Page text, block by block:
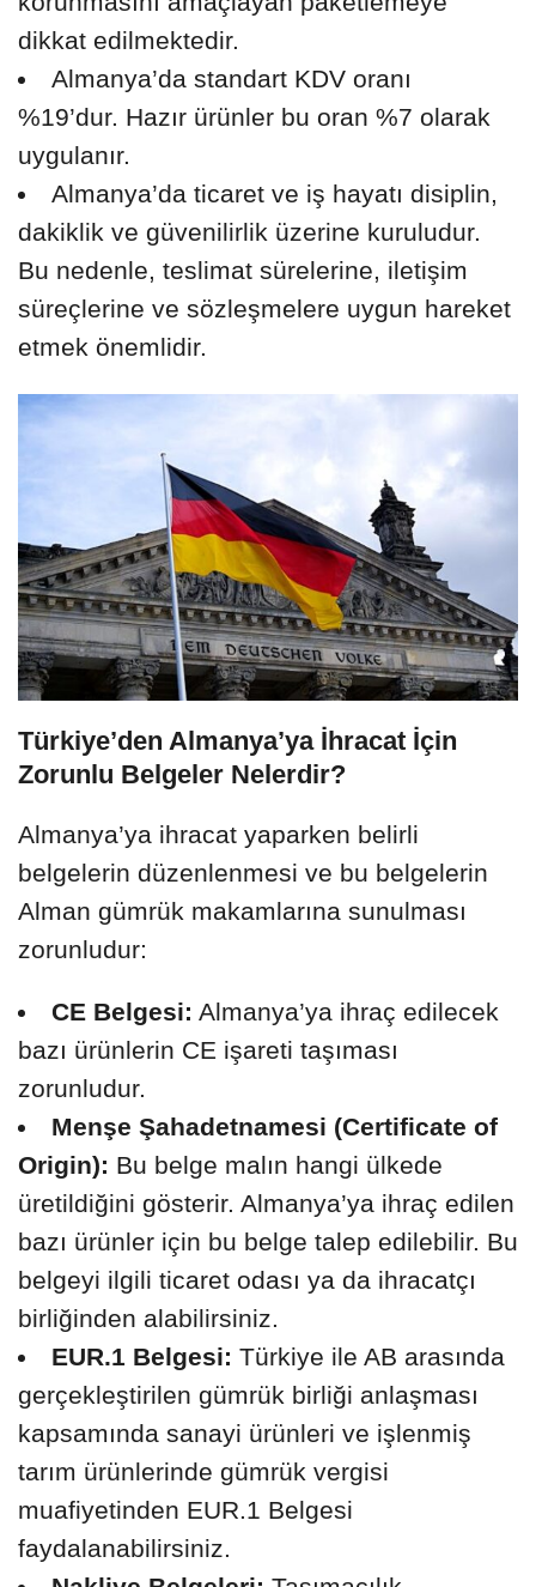
dikkat edilmektedir.
Almanya’da standart KDV oranı
%19’dur. Hazır ürünler bu oran %7 olarak
uygulanır.
Almanya’da ticaret ve iş hayatı disiplin,
dakiklik ve güvenilirlik üzerine kuruludur.
Bu nedenle, teslimat sürelerine, iletişim
süreçlerine ve sözleşmelere uygun hareket
etmek önemlidir.
Türkiye’den Almanya’ya İhracat İçin
Zorunlu Belgeler Nelerdir?
Almanya’ya ihracat yaparken belirli
belgelerin düzenlenmesi ve bu belgelerin
Alman gümrük makamlarına sunulması
zorunludur:
CE Belgesi: Almanya’ya ihraç edilecek
bazı ürünlerin CE işareti taşıması
zorunludur.
Menşe Şahadetnamesi (Certificate of
Origin): Bu belge malın hangi ülkede
üretildiğini gösterir. Almanya’ya ihraç edilen
bazı ürünler için bu belge talep edilebilir. Bu
belgeyi ilgili ticaret odası ya da ihracatçı
birliğinden alabilirsiniz.
EUR.1 Belgesi: Türkiye ile AB arasında
gerçekleştirilen gümrük birliği anlaşması
kapsamında sanayi ürünleri ve işlenmiş
tarım ürünlerinde gümrük vergisi
muafiyetinden EUR.1 Belgesi
faydalanabilirsiniz.